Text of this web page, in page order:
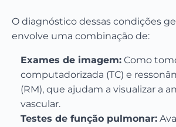
O diagnóstico dessas condições
envolve uma combinação de:
Exames de imagem: Como
computadorizada (TC) e
(RM), que ajudam a visualizar a
vascular.
Testes de função pulmonar: